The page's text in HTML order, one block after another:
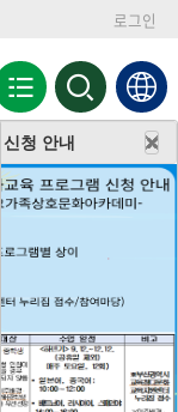
로그인
전
체
메
뉴
검
색
영
역
열
기
청 안내